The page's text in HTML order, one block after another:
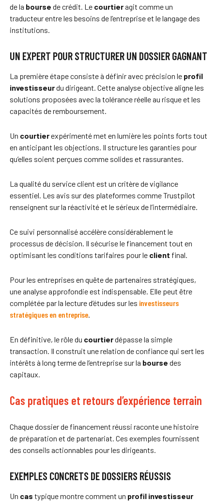
de la bourse de crédit. Le courtieragit comme un
traducteur entre les besoins de l’entreprise et le langage des
institutions.
UN EXPERT POUR STRUCTURER UN DOSSIER GAGNANT
La première étape consiste à définir avec précision le profil
investisseurdu dirigeant. Cette analyse objective aligne les
solutions proposées avec la tolérance réelle au risque et les
capacités de remboursement.
Un courtierexpérimenté met en lumière les points forts tout
en anticipant les objections. Il structure les garanties pour
qu’elles soient perçues comme solides et rassurantes.
La qualité du service client est un critère de vigilance
essentiel. Les avis sur des plateformes comme Trustpilot
renseignent sur la réactivité et le sérieux de l’intermédiaire.
Ce suivi personnalisé accélère considérablement le
processus de décision. Il sécurise le financement tout en
optimisant les conditions tarifaires pour le client final.
Pour les entreprises en quête de partenaires stratégiques,
une analyse approfondie est indispensable. Elle peut être
complétée par la lecture d’études sur les investisseurs
stratégiques en entreprise.
En définitive, le rôle du courtierdépasse la simple
transaction. Il construit une relation de confiance qui sert les
intérêts à long terme de l’entreprise sur la bourse des
capitaux.
Cas pratiques et retours d’expérience terrain
Chaque dossier de financement réussi raconte une histoire
de préparation et de partenariat. Ces exemples fournissent
des conseils actionnables pour les dirigeants.
EXEMPLES CONCRETS DE DOSSIERS RÉUSSIS
Un cas typique montre comment un profil investisseur